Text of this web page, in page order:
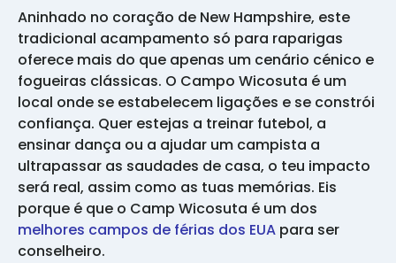
Aninhado no coração de New Hampshire, este
tradicional acampamento só para raparigas
oferece mais do que apenas um cenário cénico e
fogueiras clássicas. O Campo Wicosuta é um
local onde se estabelecem ligações e se constrói
confiança. Quer estejas a treinar futebol, a
ensinar dança ou a ajudar um campista a
ultrapassar as saudades de casa, o teu impacto
será real, assim como as tuas memórias. Eis
porque é que o Camp Wicosuta é um dos
melhores campos de férias dos EUA para ser
conselheiro.